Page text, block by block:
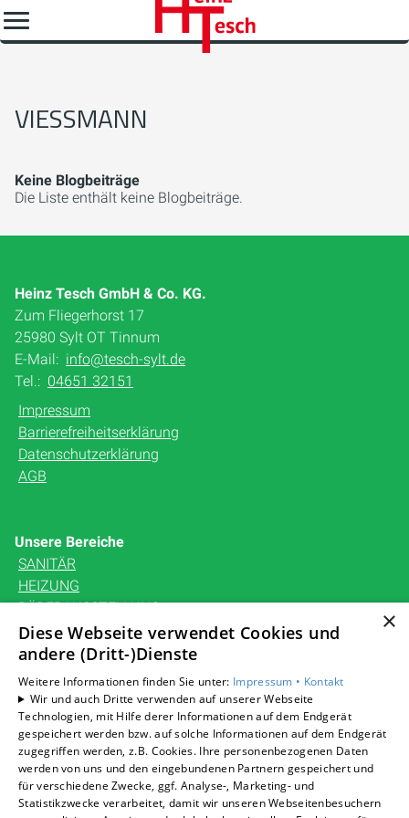
VIESSMANN
Keine Blogbeiträge
Die Liste enthält keine Blogbeiträge.
Heinz Tesch GmbH & Co. KG.
Zum Fliegerhorst 17
25980 Sylt OT Tinnum
E-Mail: info@tesch-sylt.de
Tel.: 04651 32151
Impressum
Barrierefreiheitserklärung
Datenschutzerklärung
AGB
Unsere Bereiche
SANITÄR
HEIZUNG
BÄDERAUSSTELLUNG
KARRIERE
UNTERNEHMEN
KONTAKT
Um externe HTML-Inhalte anzuzeigen, benötigen wir
Ihre Einwilligung.
Weitere Informationen finden Sie in unserer
×
Diese Webseite verwendet Cookies und
andere (Dritt-)Dienste
Weitere Informationen finden Sie unter: Impressum • Kontakt
Wir und auch Dritte verwenden auf unserer Webseite
Technologien, mit Hilfe derer Informationen auf dem Endgerät
gespeichert werden bzw. auf solche Informationen auf dem Endgerät
zugegriffen werden, z.B. Cookies. Ihre personenbezogenen Daten
werden von uns und den eingebundenen Partnern gespeichert und
für verschiedene Zwecke, ggf. Analyse-, Marketing- und
Statistikzwecke verarbeitet, damit wir unseren Webseitenbesuchern